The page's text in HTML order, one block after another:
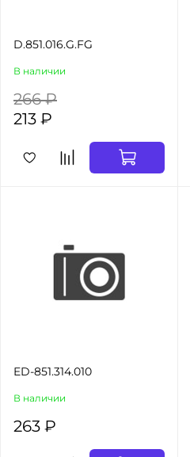
D.851.016.G.FG
В наличии
266 ₽
213 ₽
ED-851.314.010
В наличии
263 ₽